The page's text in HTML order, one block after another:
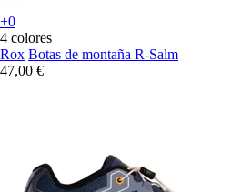
+0
4 colores
Rox Botas de montaña R-Salm
47,00 €